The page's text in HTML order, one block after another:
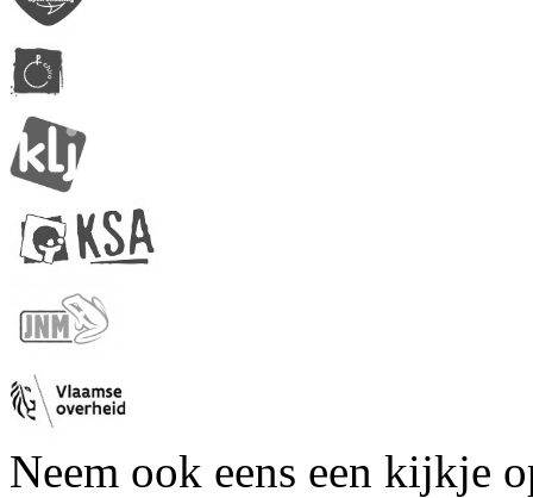
Neem ook eens een kijkje